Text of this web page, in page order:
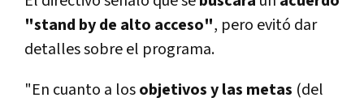
"stand by de alto acceso", pero evitó dar
detalles sobre el programa.
"En cuanto a losobjetivos y las metas (del